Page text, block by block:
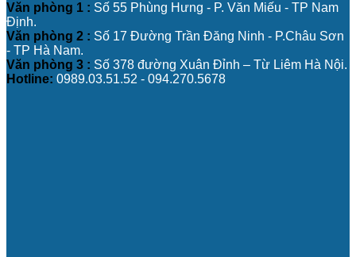
Văn phòng 1 : Số 55 Phùng Hưng - P. Văn Miếu - TP Nam
Định.
Văn phòng 2 : Số 17 Đường Trần Đăng Ninh - P.Châu Sơn
- TP Hà Nam.
Văn phòng 3 : Số 378 đường Xuân Đỉnh – Từ Liêm Hà Nội.
Hotline: 0989.03.51.52 - 094.270.5678